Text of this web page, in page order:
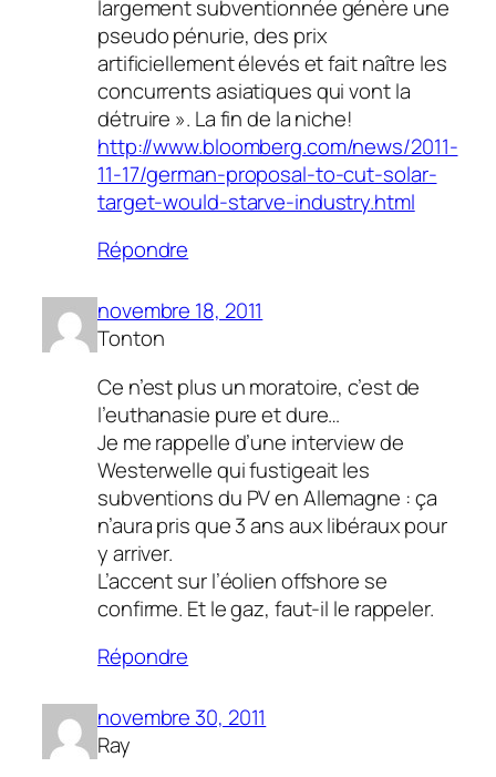
largement subventionnée génère une
pseudo pénurie, des prix
artificiellement élevés et fait naître les
concurrents asiatiques qui vont la
détruire ». La fin de la niche!
http://www.bloomberg.com/news/2011-
11-17/german-proposal-to-cut-solar-
target-would-starve-industry.html
Répondre
novembre 18, 2011
Tonton
Ce n’est plus un moratoire, c’est de
l’euthanasie pure et dure…
Je me rappelle d’une interview de
Westerwelle qui fustigeait les
subventions du PV en Allemagne : ça
n’aura pris que 3 ans aux libéraux pour
y arriver.
L’accent sur l’éolien offshore se
confirme. Et le gaz, faut-il le rappeler.
Répondre
novembre 30, 2011
Ray